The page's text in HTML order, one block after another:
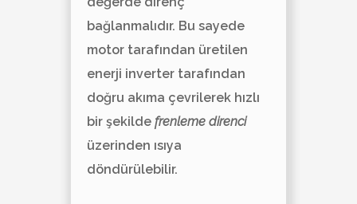
bağlanmalıdır. Bu sayede
motor tarafından üretilen
enerji inverter tarafından
doğru akıma çevrilerek hızlı
bir şekilde frenleme direnci
üzerinden ısıya
döndürülebilir.